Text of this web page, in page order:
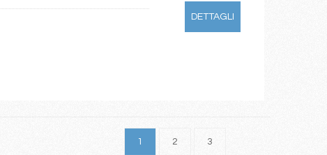
DETTAGLI
1 2 3